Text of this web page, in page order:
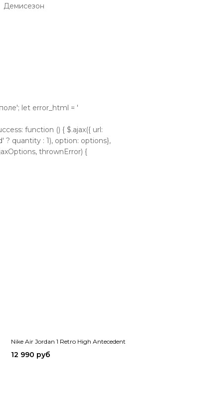
Демисезон
let error_html = '
function () { $.ajax({ url:
quantity : 1), option: options},
thrownError) {
Nike Air Jordan 1 Retro High Antecedent
12 990 руб